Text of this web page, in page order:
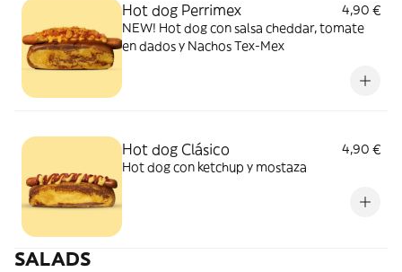
Hot dog Perrimex
4,90 €
NEW! Hot dog con salsa cheddar, tomate
en dados y Nachos Tex-Mex
Hot dog Clásico
4,90 €
Hot dog con ketchup y mostaza
SALADS